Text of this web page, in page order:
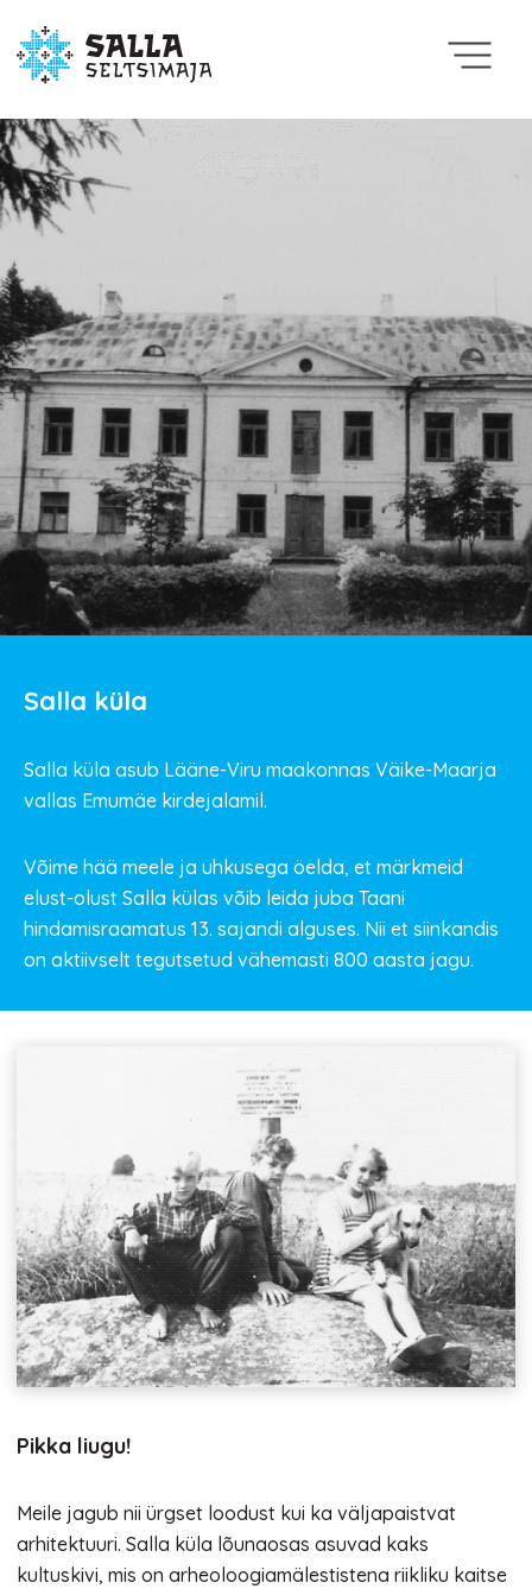
Salla küla
Salla küla asub Lääne-Viru maakonnas Väike-Maarja
vallas Emumäe kirdejalamil.
Võime hää meele ja uhkusega öelda, et märkmeid
elust-olust Salla külas võib leida juba Taani
hindamisraamatus 13. sajandi alguses. Nii et siinkandis
on aktiivselt tegutsetud vähemasti 800 aasta jagu.
Pikka liugu!
Meile jagub nii ürgset loodust kui ka väljapaistvat
arhitektuuri. Salla küla lõunaosas asuvad kaks
kultuskivi, mis on arheoloogiamälestistena riikliku kaitse